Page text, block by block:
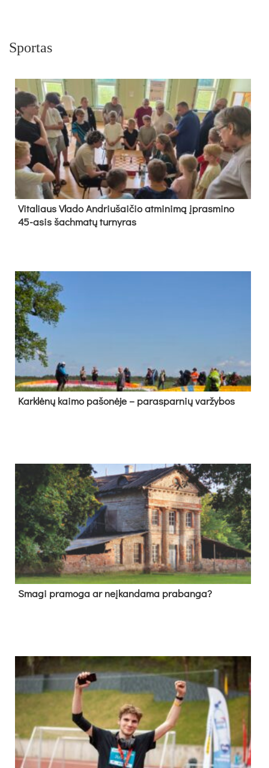
Sportas
Vi­ta­liaus Vla­do And­riu­šai­čio at­mi­ni­mą įpras­mi­no
45-asis šach­ma­tų tur­ny­ras
Kark­lė­nų kai­mo pa­šo­nė­je – pa­ras­par­nių var­žy­bos
Sma­gi pra­mo­ga ar neį­kan­da­ma pra­ban­ga?